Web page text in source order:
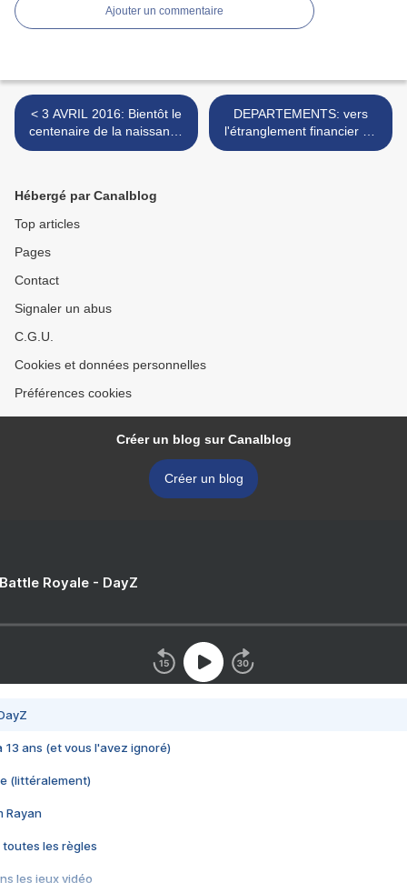
Ajouter un commentaire
< 3 AVRIL 2016: Bientôt le
centenaire de la naissance
de BOURVIL
DEPARTEMENTS: vers
l'étranglement financier de
la décentralisation
Hébergé par Canalblog
Top articles
Pages
Contact
Signaler un abus
C.G.U.
Cookies et données personnelles
Préférences cookies
Créer un blog sur Canalblog
Créer un blog
Royale - DayZ
13 ans (et vous l'avez ignoré)
(littéralement)
Rayan
toutes les règles
les jeux vidéo